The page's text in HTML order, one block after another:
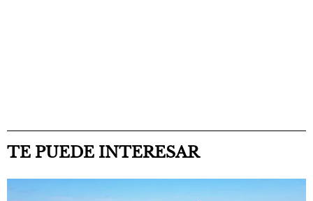
TE PUEDE INTERESAR